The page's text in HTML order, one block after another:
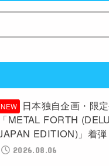
日本独自企画・限
「METAL FORTH
EDITION)」着弾
2026.08.06